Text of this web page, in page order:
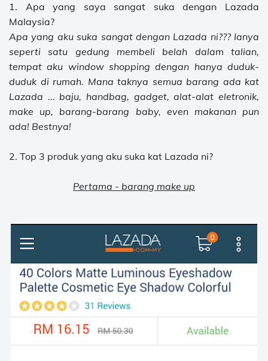
1. Apa yang saya sangat suka dengan Lazada
Malaysia?
Apa yang aku suka sangat dengan Lazada ni??? Ianya
seperti satu gedung membeli belah dalam talian,
tempat aku window shopping dengan hanya duduk-
duduk di rumah. Mana taknya semua barang ada kat
Lazada ... baju, handbag, gadget, alat-alat eletronik,
make up, barang-barang baby, even makanan pun
ada! Bestnya!
2. Top 3 produk yang aku suka kat Lazada ni?
Pertama - barang make up